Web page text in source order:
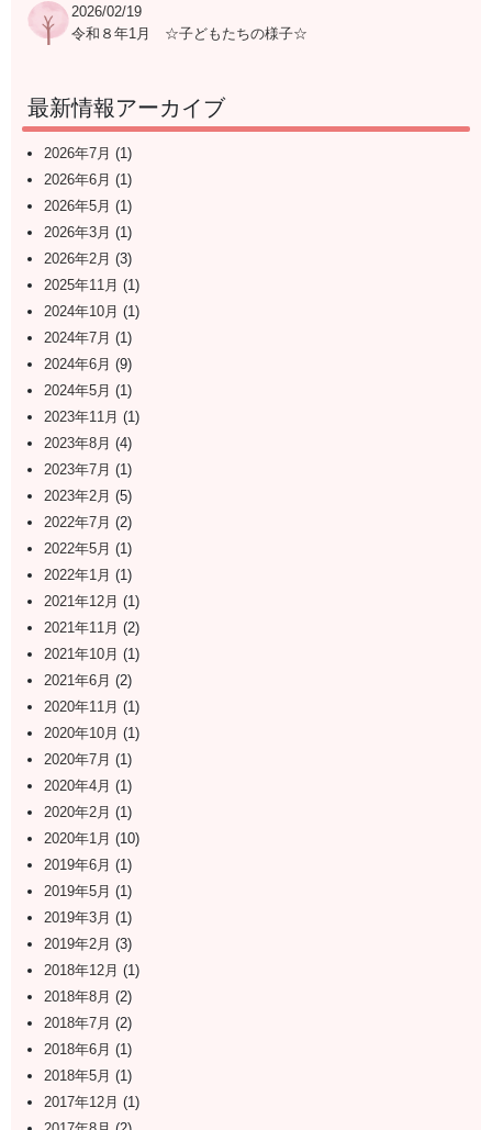
2026/02/19
令和８年1月 ☆子どもたちの様子☆
最新情報アーカイブ
2026年7月 (1)
2026年6月 (1)
2026年5月 (1)
2026年3月 (1)
2026年2月 (3)
2025年11月 (1)
2024年10月 (1)
2024年7月 (1)
2024年6月 (9)
2024年5月 (1)
2023年11月 (1)
2023年8月 (4)
2023年7月 (1)
2023年2月 (5)
2022年7月 (2)
2022年5月 (1)
2022年1月 (1)
2021年12月 (1)
2021年11月 (2)
2021年10月 (1)
2021年6月 (2)
2020年11月 (1)
2020年10月 (1)
2020年7月 (1)
2020年4月 (1)
2020年2月 (1)
2020年1月 (10)
2019年6月 (1)
2019年5月 (1)
2019年3月 (1)
2019年2月 (3)
2018年12月 (1)
2018年8月 (2)
2018年7月 (2)
2018年6月 (1)
2018年5月 (1)
2017年12月 (1)